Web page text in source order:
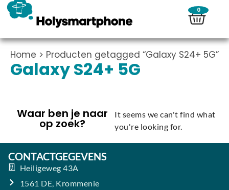
0
Home > Producten getagged “Galaxy S24+ 5G”
Galaxy S24+ 5G
Waar ben je naar
op zoek?
It seems we can't find what
you're looking for.
CONTACTGEGEVENS
Heiligeweg 43A
1561 DE, Krommenie